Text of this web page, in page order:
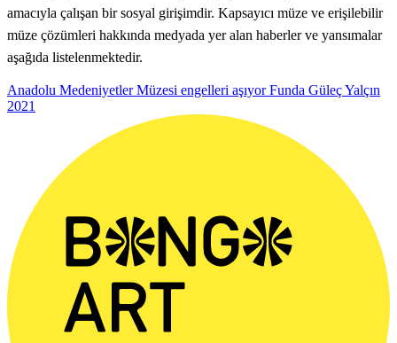
amacıyla çalışan bir sosyal girişimdir. Kapsayıcı müze ve erişilebilir
müze çözümleri hakkında medyada yer alan haberler ve yansımalar
aşağıda listelenmektedir.
Anadolu Medeniyetler Müzesi engelleri aşıyor Funda Güleç Yalçın
2021